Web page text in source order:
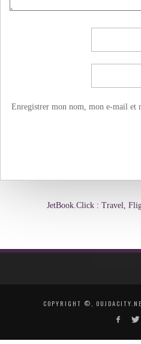
Enregistrer mon nom, mon e-mail et
JetBook.Click : Travel,
COPYRIGHT ©,